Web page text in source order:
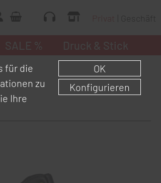
Geschäft
für die
zu
Ihre
OK
Konfigurieren